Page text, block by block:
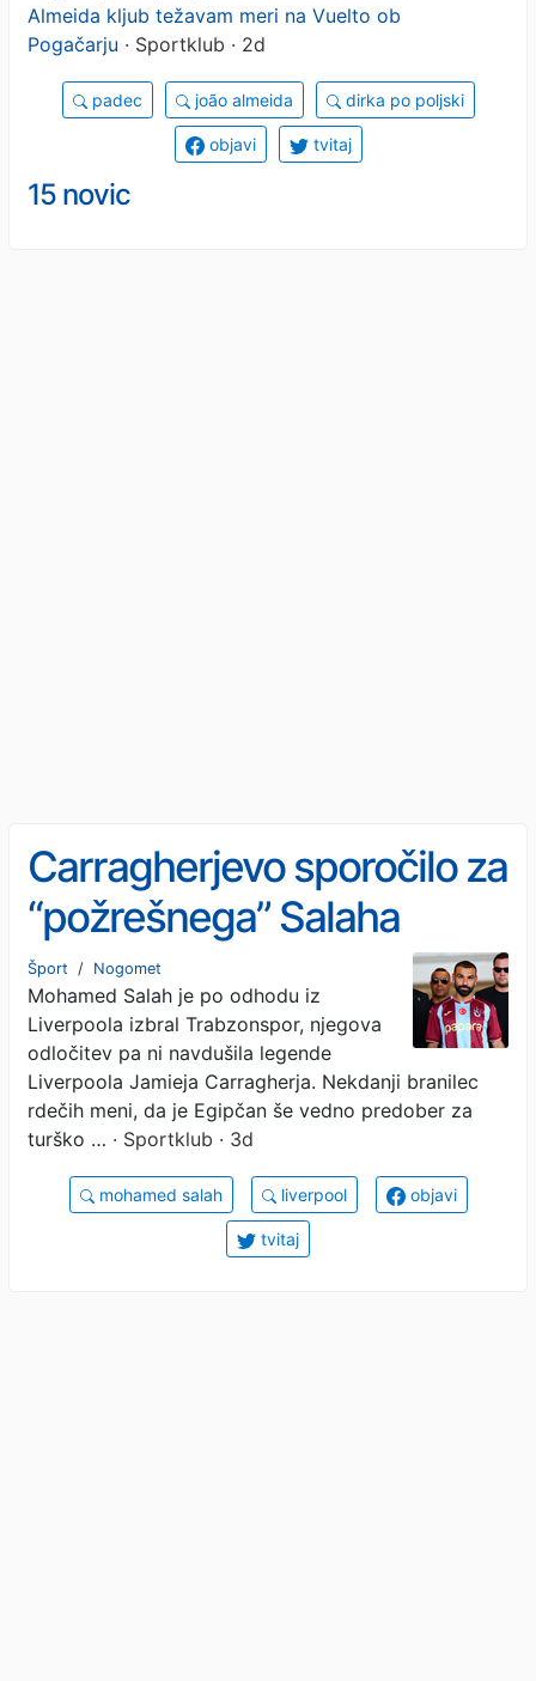
Almeida kljub težavam meri na Vuelto ob
Pogačarju · Sportklub · 2d
padec joão almeida dirka po poljski
objavi tvitaj
15 novic
Carragherjevo sporočilo za
“požrešnega” Salaha
Šport / Nogomet
Mohamed Salah je po odhodu iz
Liverpoola izbral Trabzonspor, njegova
odločitev pa ni navdušila legende
Liverpoola Jamieja Carragherja. Nekdanji branilec
rdečih meni, da je Egipčan še vedno predober za
turško … · Sportklub · 3d
mohamed salah liverpool objavi
tvitaj